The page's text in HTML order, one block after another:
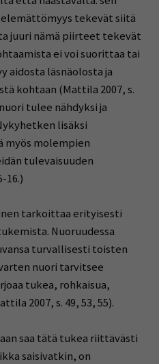
tekevät siitä
juuri nämä piirteet tekevät
ei voi suorittaa tai
aidosta läsnäolosta ja
kohtaan (Mattila 2007, s.
tulee nähdyksi ja
lisäksi
myös molempien
tulevaisuuden
16.)
tarkoittaa erityisesti
Nuoruudessa
turvallisesti toisten
nuori tarvitsee
tukea, rohkaisua,
2007, s. 49, 53, 55).
saa tätä tukea riittävästi
saisivatkin, on